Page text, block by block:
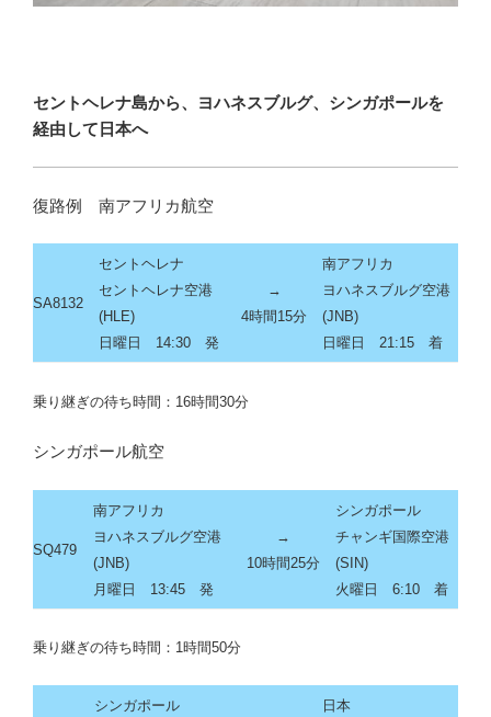
セントヘレナ島から、ヨハネスブルグ、シンガポールを
経由して日本へ
復路例 南アフリカ航空
SA8132
セントヘレナ
セントヘレナ空港
(HLE)
日曜日 14:30 発
→
4時間15分
南アフリカ
ヨハネスブルグ空港
(JNB)
日曜日 21:15 着
乗り継ぎの待ち時間：16時間30分
シンガポール航空
SQ479
南アフリカ
ヨハネスブルグ空港
(JNB)
月曜日 13:45 発
→
10時間25分
シンガポール
チャンギ国際空港
(SIN)
火曜日 6:10 着
乗り継ぎの待ち時間：1時間50分
シンガポール
日本